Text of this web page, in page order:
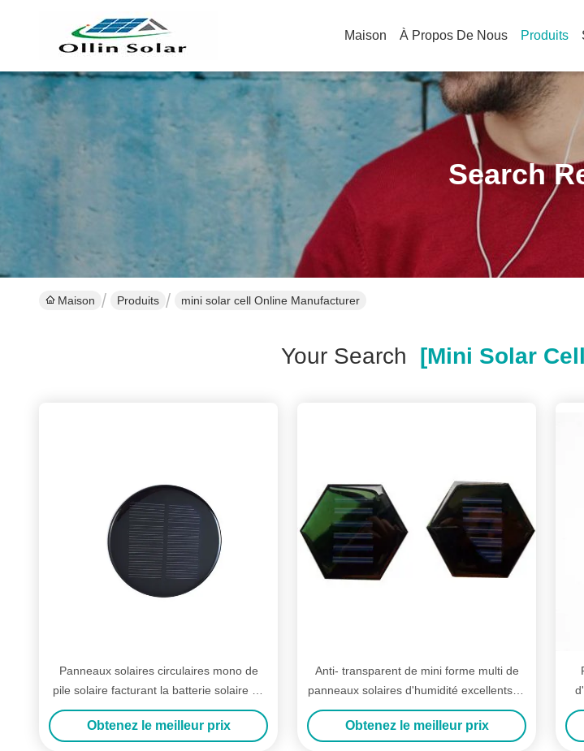
Maison À Propos De Nous Produits
Search
Maison Produits mini solar cell Online Manufacturer
Your Search [mini Solar
Panneaux solaires circulaires mono de
pile solaire facturant la batterie solaire de
lumière de jardin
Obtenez le meilleur prix
Anti- transparent de mini forme multi de
panneaux solaires d'humidité excellents et
anti-vieillissement
Obtenez le meilleur prix